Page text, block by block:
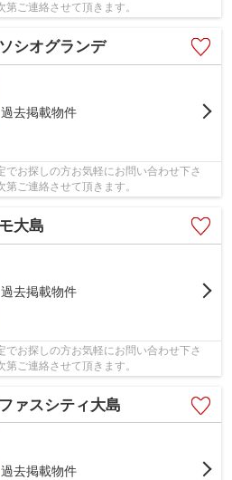
ご連絡させて頂きます。
シオグランデ
過去掲載物件
でお探しの方お気軽にお問い合わせ下さ
ご連絡させて頂きます。
大島
過去掲載物件
でお探しの方お気軽にお問い合わせ下さ
ご連絡させて頂きます。
ァスシティ大島
過去掲載物件